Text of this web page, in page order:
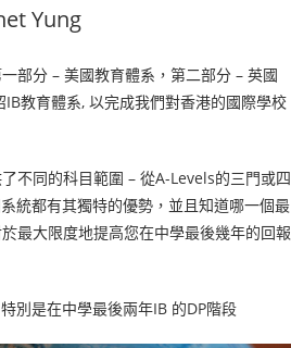
Yung
部分 – 美國教育體系，第二部分 – 英國
教育體系, 以完成我們對香港的國際學校
不同的科目範圍 – 從A-Levels的三門或四
統都有其獨特的優勢，並且知道哪一個最
最大限度地提高您在中學最後幾年的回報
別是在中學最後兩年IB 的DP階段